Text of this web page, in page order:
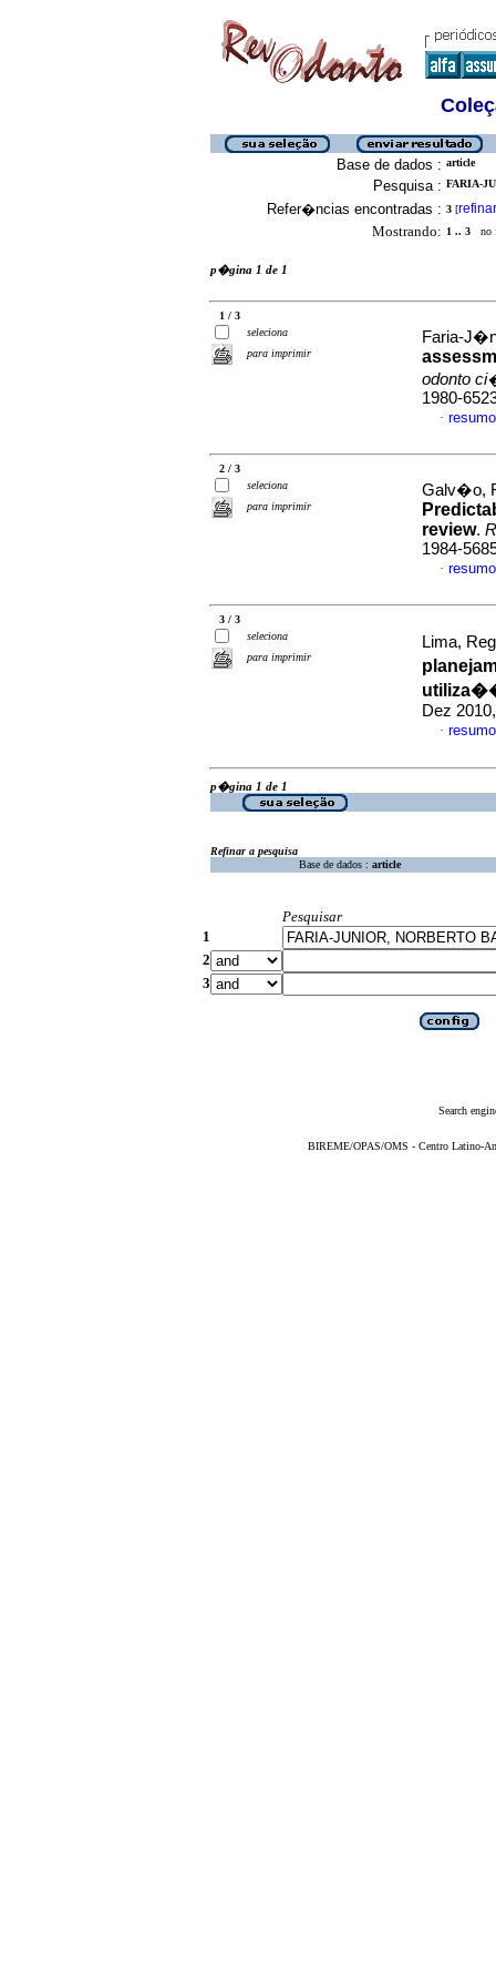
Base de dados : article
Pesquisa : FARIA-
Refer�ncias encontradas : 3 [refinar
Mostrando: 1 .. 3 no
p�gina 1 de 1
1 / 3
seleciona
para imprimir
Faria-
odonto
1980-
·
2 / 3
seleciona
para imprimir
Galv�o,
review.
1984-
·
3 / 3
seleciona
para imprimir
Lima,
Dez
·
p�gina 1 de 1
Refinar a pesquisa
Base de dados : article
Pesquisar
1
2
3
Search
BIREME/OPAS/OMS - Centro Latino-